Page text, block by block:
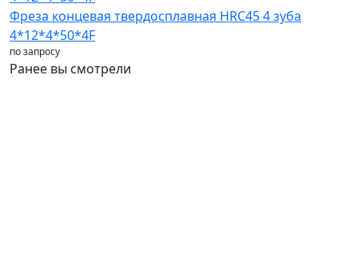
Фреза концевая твердосплавная HRC45 4 зуба
4*12*4*50*4F
по запросу
Ранее вы смотрели